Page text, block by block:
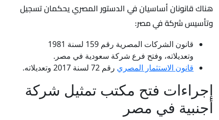
هناك قانونان أساسيان في الدستور المصري يحكمان تسجيل
وتأسيس شركة في مصر:
قانون الشركات المصرية رقم 159 لسنة 1981
وتعديلاته، وفتح فرع شركة سعودية في مصر.
قانون الاستثمار المصري رقم 72 لسنة 2017 وتعديلاته.
إجراءات فتح مكتب تمثيل شركة
أجنبية في مصر